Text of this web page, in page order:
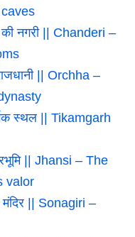
नगरी || Chanderi –
|| Orchha –
स्थल || Tikamgarh
|| Jhansi – The
valor
|| Sonagiri –